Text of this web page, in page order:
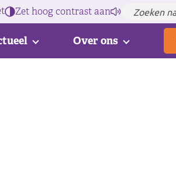
Zet hoog contrast aan
Over ons